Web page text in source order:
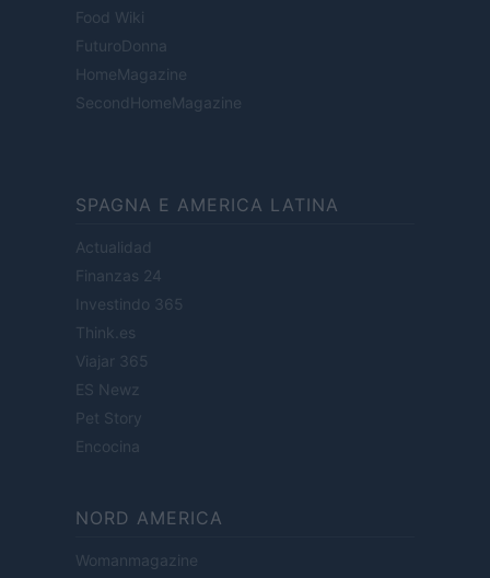
Food Wiki
FuturoDonna
HomeMagazine
SecondHomeMagazine
SPAGNA E AMERICA LATINA
Actualidad
Finanzas 24
Investindo 365
Think.es
Viajar 365
ES Newz
Pet Story
Encocina
NORD AMERICA
Womanmagazine